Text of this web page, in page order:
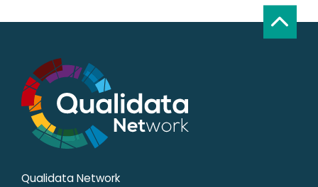
Qualidata Network